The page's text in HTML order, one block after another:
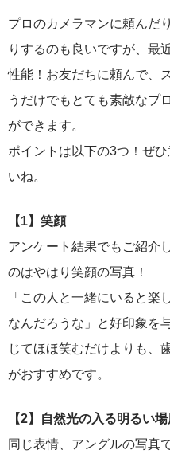
プロのカメラマンに頼んだ
りするのも良いですが、最
性能！お友だちに頼んで、
うだけでもとても素敵なプ
ができます。
ポイントは以下の3つ！ぜ
いね。
【1】笑顔
アンケート結果でもご紹介
のはやはり笑顔の写真！
「この人と一緒にいると楽
なんだろうな」と好印象を
じてほほ笑むだけよりも、
がおすすめです。
【2】自然光の入る明るい
同じ表情、アングルの写真